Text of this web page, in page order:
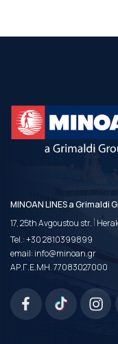
MINOAN LINES a Grimaldi
17, 25th Avgoustou str. |
Tel.:+30 2810399899
email:info@minoan.gr
ΑΡ.Γ.Ε.ΜΗ. 77083027000